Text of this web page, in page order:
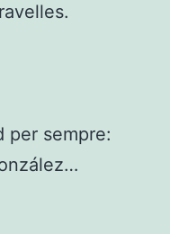
per sempre: